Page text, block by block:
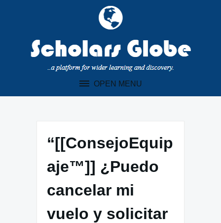
OPEN MENU
“[[ConsejoEquip
aje™]] ¿Puedo
cancelar mi
vuelo y solicitar